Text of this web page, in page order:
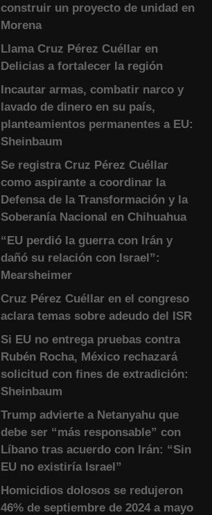
construir un proyecto de unidad en
Morena
Llama Cruz Pérez Cuéllar en
Delicias a fortalecer la región
Incautar armas, combatir narco y
lavado de dinero en su país,
planteamientos permanentes a EU:
Sheinbaum
Se registra Cruz Pérez Cuéllar
como aspirante a coordinar la
Defensa de la Transformación y la
Soberanía Nacional en Chihuahua
“EU perdió la guerra con Irán y
dañó su relación con Israel”:
Mearsheimer
Cruz Pérez Cuéllar en el congreso
aclara temas sobre adeudo del ISR
Si EU no entrega pruebas contra
Rubén Rocha, México rechazará
solicitud con fines de extradición:
Sheinbaum
Trump advierte a Netanyahu que
debe ser “más responsable” con
Líbano tras acuerdo con Irán: “Sin
EU no existiría Israel”
Homicidios dolosos se redujeron
46% de septiembre de 2024 a mayo